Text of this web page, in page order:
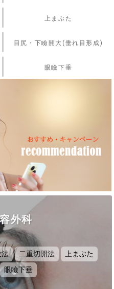
上まぶた
目尻・下瞼開大(垂れ目形成)
眼瞼下垂
外科
法 二重切開法
上まぶた
眼瞼下垂